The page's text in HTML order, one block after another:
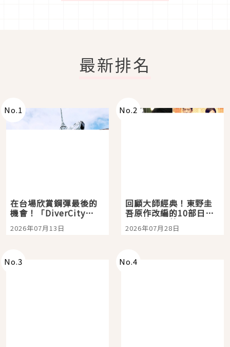
最新排名
No.1
在台場欣賞鋼彈最後的
機會！「DiverCity
Tokyo Plaza」搭船、
購物、美食及夜景，一
2026年07月13日
No.2
回顧大師經典！東野圭
吾原作改編的10部日本
影視作品推薦
2026年07月28日
No.3 No.4